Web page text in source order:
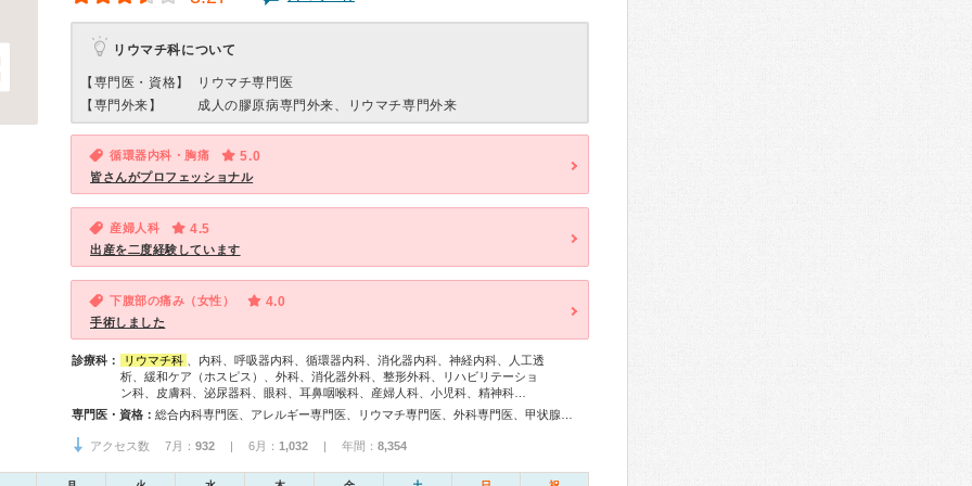
リウマチ科について
【専門医・資格】
リウマチ専門医
【専門外来】
成人の膠原病専門外来、リウマチ専門外来
循環器内科・胸痛 5.0
皆さんがプロフェッショナル
産婦人科 4.5
出産を二度経験しています
下腹部の痛み（女性） 4.0
手術しました
診療科： リウマチ科
、内科、呼吸器内科、循環器内科、消化器内科、神経内科、人工透
析、緩和ケア（ホスピス）、外科、消化器外科、整形外科、リハビリテーショ
ン科、皮膚科、泌尿器科、眼科、耳鼻咽喉科、産婦人科、小児科、精神科…
専門医・資格：
アクセス数 7月： 932 | 6月： 1,032 | 年間： 8,354